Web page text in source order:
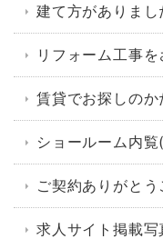
建て方がありまし
リフォーム工事を
賃貸でお探しの
ショールーム内
ご契約ありがと
求人サイト掲載